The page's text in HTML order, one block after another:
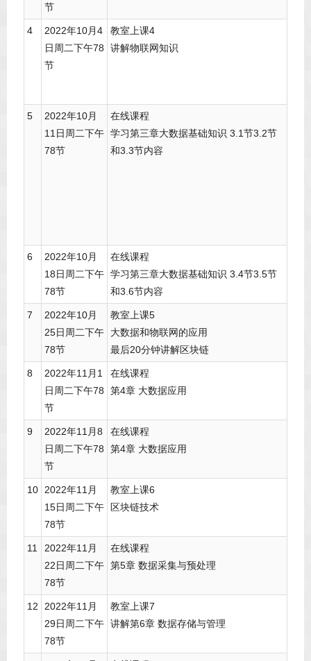
节
4
2022年10月4
日周二下午78
节
教室上课4
讲解物联网知识
5
2022年10月
11日周二下午
78节
在线课程
学习第三章大数据基础知识 3.1节3.2节
和3.3节内容
6
2022年10月
18日周二下午
78节
在线课程
学习第三章大数据基础知识 3.4节3.5节
和3.6节内容
7
2022年10月
25日周二下午
78节
教室上课5
大数据和物联网的应用
最后20分钟讲解区块链
8
2022年11月1
日周二下午78
节
在线课程
第4章 大数据应用
9
2022年11月8
日周二下午78
节
在线课程
第4章 大数据应用
10
2022年11月
15日周二下午
78节
教室上课6
区块链技术
11
2022年11月
22日周二下午
78节
在线课程
第5章 数据采集与预处理
12
2022年11月
29日周二下午
78节
教室上课7
讲解第6章 数据存储与管理